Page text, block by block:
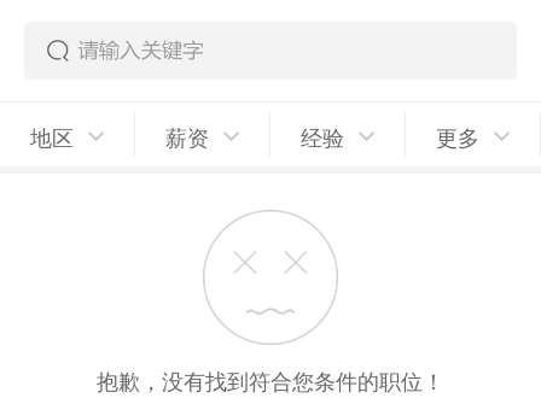
地区 薪资 经验 更多
抱歉，没有找到符合您条件的职位！